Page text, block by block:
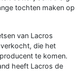
tochten maken op
van Lacros
die het
te komen.
heeft Lacros de